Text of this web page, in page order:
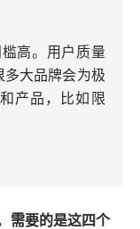
高。用户质量
多大品牌会为极
产品，比如限
需要的是这四个